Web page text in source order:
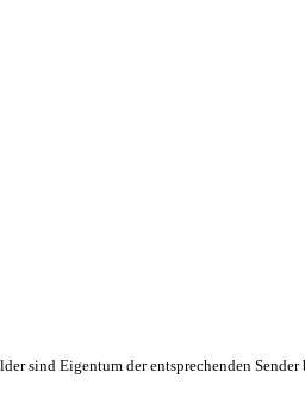
sind Eigentum der entsprechenden Sender